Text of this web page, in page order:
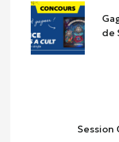
de
Session